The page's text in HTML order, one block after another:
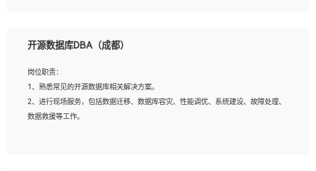
1、专科及以上学历，三年以上工作经验，计算机等相关专业；
3、熟悉常见操作系统、存储、网络、 IO 等相关原理；
4、具有迁移工具实操经验，具备P2V、V2V迁移能力；
5、熟练华为、VMware虚拟化、云计算及云存储技术；
6、熟悉主流数据库、应用服务器、中间件部署架构和运维方法；
开源数据库DBA（成都）
岗位职责：
1、熟悉常见的开源数据库相关解决方案。
2、进行现场服务，包括数据迁移、数据库容灾、性能调优、系统建设、故障处理、
数据救援等工作。